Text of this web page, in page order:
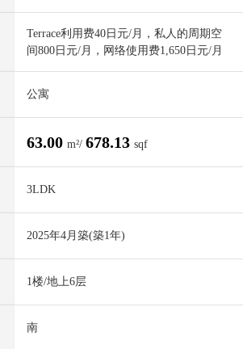
Terrace利用费40日元/月，私人的周期空
间800日元/月，网络使用费1,650日元/月
公寓
63.00 m²/ 678.13 sqf
3LDK
2025年4月築(築1年)
1楼/地上6层
南